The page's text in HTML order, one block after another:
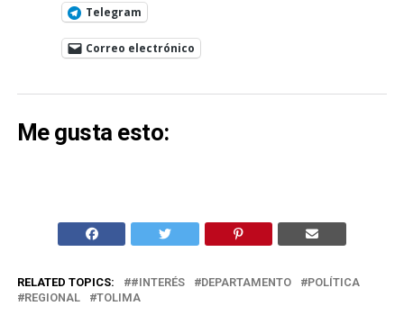
Telegram
Correo electrónico
Me gusta esto:
RELATED TOPICS: #INTERÉS DEPARTAMENTO
POLÍTICA
REGIONAL
TOLIMA